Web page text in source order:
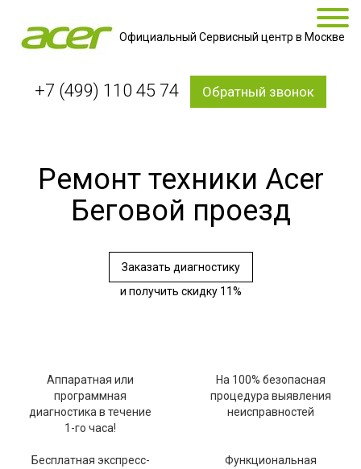
Официальный Сервисный центр в Москве
+7 (499) 110 45 74 Обратный звонок
Ремонт техники Acer
Беговой проезд
Заказать диагностику
и получить скидку 11%
Аппаратная или
программная
диагностика в течение
1-го часа!
На 100% безопасная
процедура выявления
неисправностей
Бесплатная экспресс-
Функциональная